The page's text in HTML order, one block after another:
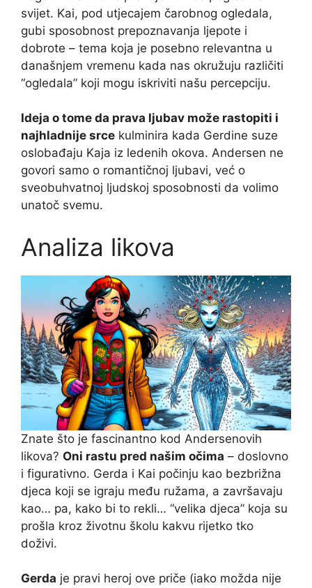
svijet. Kai, pod utjecajem čarobnog ogledala,
gubi sposobnost prepoznavanja ljepote i
dobrote – tema koja je posebno relevantna u
današnjem vremenu kada nas okružuju različiti
“ogledala” koji mogu iskriviti našu percepciju.
Ideja o tome da prava ljubav može rastopiti i
najhladnije srce kulminira kada Gerdine suze
oslobađaju Kaja iz ledenih okova. Andersen ne
govori samo o romantičnoj ljubavi, već o
sveobuhvatnoj ljudskoj sposobnosti da volimo
unatoč svemu.
Analiza likova
Znate što je fascinantno kod Andersenovih
likova? Oni rastu pred našim očima – doslovno
i figurativno. Gerda i Kai počinju kao bezbrižna
djeca koji se igraju među ružama, a završavaju
kao… pa, kako bi to rekli… “velika djeca” koja su
prošla kroz životnu školu kakvu rijetko tko
doživi.
Gerda je pravi heroj ove priče (iako možda nije